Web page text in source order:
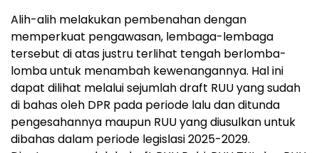
Alih-alih melakukan pembenahan dengan
memperkuat pengawasan, lembaga-lembaga
tersebut di atas justru terlihat tengah berlomba-
lomba untuk menambah kewenangannya. Hal ini
dapat dilihat melalui sejumlah draft RUU yang sudah
di bahas oleh DPR pada periode lalu dan ditunda
pengesahannya maupun RUU yang diusulkan untuk
dibahas dalam periode legislasi 2025-2029.